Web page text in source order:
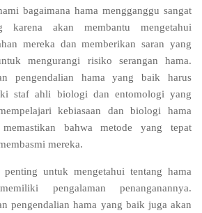
bagaimana hama mengganggu sangat
karena akan membantu mengetahui
mereka dan memberikan saran yang
mengurangi risiko serangan hama.
pengendalian hama yang baik harus
staf ahli biologi dan entomologi yang
kebiasaan dan biologi hama
bahwa metode yang tepat
mereka.
penting untuk mengetahui tentang hama
pengalaman penanganannya.
pengendalian hama yang baik juga akan